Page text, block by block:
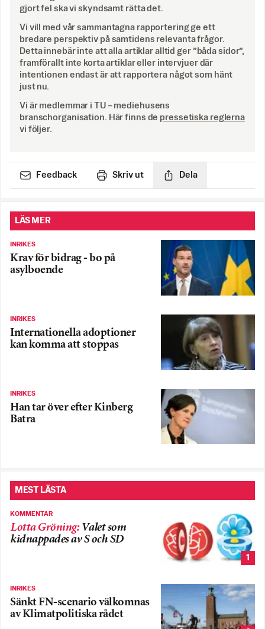
gjort fel ska vi skyndsamt rätta det.
Vi vill med vår sammantagna rapportering ge ett
bredare perspektiv på samtidens relevanta frågor.
Detta innebär inte att alla artiklar alltid ger ”båda sidor”,
framförallt inte korta artiklar eller intervjuer där
intentionen endast är att rapportera något som hänt
just nu.
Vi är medlemmar i TU – mediehusens
branschorganisation. Här finns de pressetiska reglerna
vi följer.
Feedback Skriv ut Dela
LÄS MER
INRIKES
Krav för bidrag - bo på
asylboende
INRIKES
Internationella adoptioner
kan komma att stoppas
INRIKES
Han tar över efter Kinberg
Batra
MEST LÄSTA
KOMMENTAR
Lotta Gröning: Valet som
kidnappades av S och SD
1
INRIKES
Sänkt FN-scenario välkomnas
av Klimatpolitiska rådet